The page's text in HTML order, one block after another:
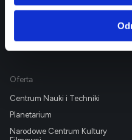
Oferta
Centrum Nauki i Techniki
Planetarium
Narodowe Centrum Kultury